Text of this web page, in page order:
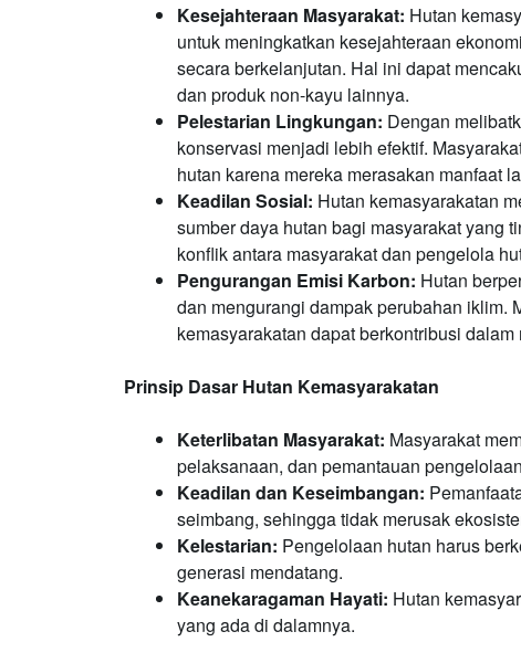
Kesejahteraan Masyarakat: Hutan
untuk meningkatkan kesejahteraan
secara berkelanjutan. Hal ini dapat
dan produk non-kayu lainnya.
Pelestarian Lingkungan: Dengan
konservasi menjadi lebih efektif.
hutan karena mereka merasakan manfaat
Keadilan Sosial: Hutan kemasyarakatan
sumber daya hutan bagi masyarakat yang
konflik antara masyarakat dan pengelola
Pengurangan Emisi Karbon: Hutan
dan mengurangi dampak perubahan iklim.
kemasyarakatan dapat berkontribusi
Prinsip Dasar Hutan Kemasyarakatan
Keterlibatan Masyarakat: Masyarakat
pelaksanaan, dan pemantauan
Keadilan dan Keseimbangan:
seimbang, sehingga tidak merusak
Kelestarian: Pengelolaan hutan harus
generasi mendatang.
Keanekaragaman Hayati: Hutan
yang ada di dalamnya.